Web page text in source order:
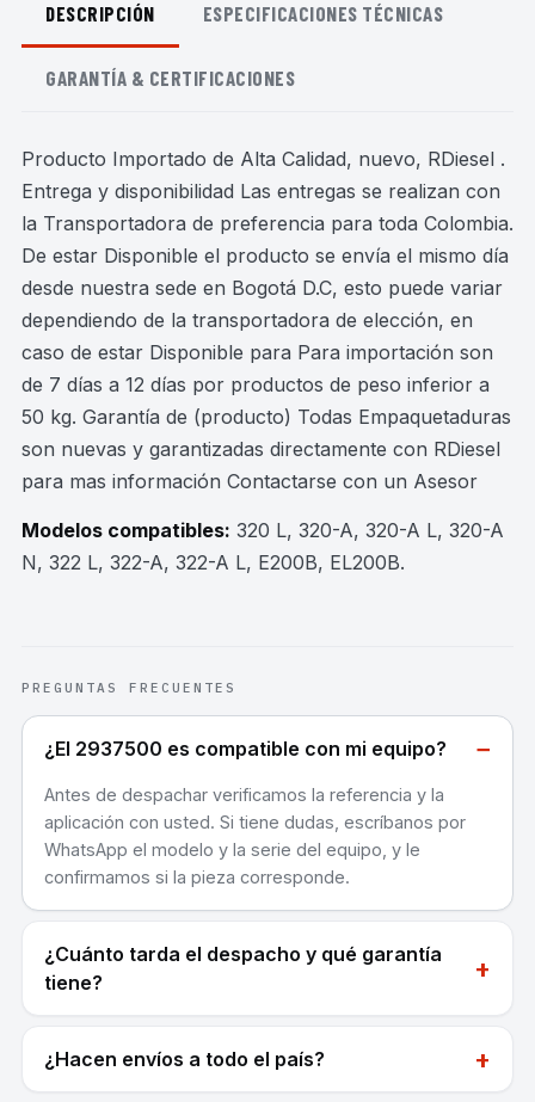
DESCRIPCIÓN ESPECIFICACIONES TÉCNICAS
GARANTÍA & CERTIFICACIONES
Producto Importado de Alta Calidad, nuevo, RDiesel .
Entrega y disponibilidad Las entregas se realizan con
la Transportadora de preferencia para toda Colombia.
De estar Disponible el producto se envía el mismo día
desde nuestra sede en Bogotá D.C, esto puede variar
dependiendo de la transportadora de elección, en
caso de estar Disponible para Para importación son
de 7 días a 12 días por productos de peso inferior a
50 kg. Garantía de (producto) Todas Empaquetaduras
son nuevas y garantizadas directamente con RDiesel
para mas información Contactarse con un Asesor
Modelos compatibles: 320 L, 320-A, 320-A L, 320-A
N, 322 L, 322-A, 322-A L, E200B, EL200B.
PREGUNTAS FRECUENTES
¿El 2937500 es compatible con mi equipo? −
Antes de despachar verificamos la referencia y la
aplicación con usted. Si tiene dudas, escríbanos por
WhatsApp el modelo y la serie del equipo, y le
confirmamos si la pieza corresponde.
¿Cuánto tarda el despacho y qué garantía
tiene?
+
¿Hacen envíos a todo el país? +